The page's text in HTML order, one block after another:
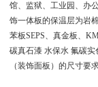
馆、监狱、工业园、办
饰一体板的保温层为岩
苯板SEPS、真金板、
碳真石漆 水保水 氟碳
（装饰面板）的尺寸要